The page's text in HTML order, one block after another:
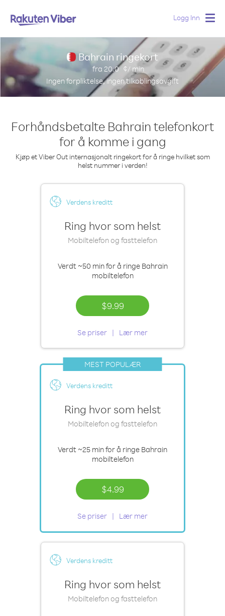
Logg Inn
Bahrain ringekort
fra 20.0 ¢/ min
Ingen forpliktelse, ingen tilkoblingsavgift
Forhåndsbetalte Bahrain telefonkort
for å komme i gang
Kjøp et Viber Out internasjonalt ringekort for å ringe hvilket som
helst nummer i verden!
Verdens kreditt
Ring hvor som helst
Mobiltelefon og fasttelefon
Verdt ~50 minfor å ringe Bahrain
mobiltelefon
$9.99
Se priser Lær mer
MEST POPULÆR
Verdens kreditt
Ring hvor som helst
Mobiltelefon og fasttelefon
Verdt ~25 minfor å ringe Bahrain
mobiltelefon
$4.99
Se priser Lær mer
Verdens kreditt
Ring hvor som helst
Mobiltelefon og fasttelefon